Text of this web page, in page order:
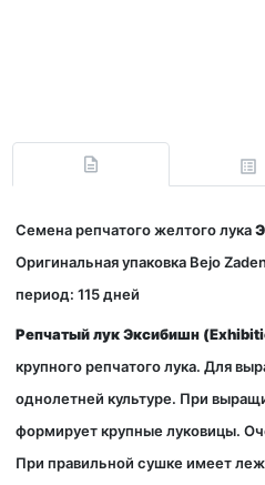
Семена репчатого желтого лука
Оригинальная упаковка Bejo
период: 115 дней
Репчатый лук Эксибишн
крупного репчатого лука. Для
однолетней культуре. При
формирует крупные луковицы.
При правильной сушке имеет